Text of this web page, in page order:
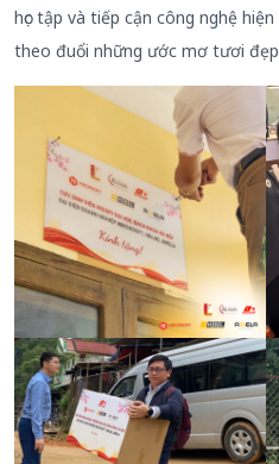
học tập và tiếp cận công nghệ
theo đuổi những ước mơ tươi